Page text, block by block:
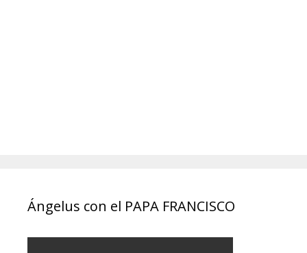
Ángelus con el PAPA FRANCISCO